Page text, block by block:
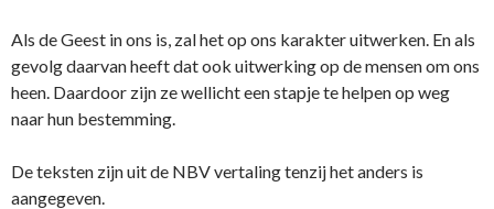
Als de Geest in ons is, zal het op ons karakter uitwerken. En als
gevolg daarvan heeft dat ook uitwerking op de mensen om ons
heen. Daardoor zijn ze wellicht een stapje te helpen op weg
naar hun bestemming.
De teksten zijn uit de NBV vertaling tenzij het anders is
aangegeven.